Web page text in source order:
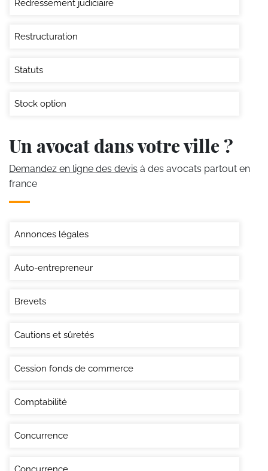
Redressement judiciaire
Restructuration
Statuts
Stock option
Un avocat dans votre ville ?
Demandez en ligne des devis à des avocats partout en
france
Annonces légales
Auto-entrepreneur
Brevets
Cautions et sûretés
Cession fonds de commerce
Comptabilité
Concurrence